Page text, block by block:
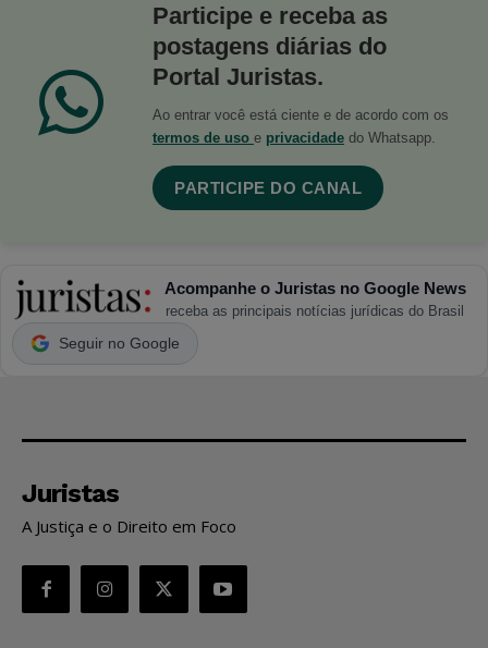
Participe e receba as
postagens diárias do
Portal Juristas.
Ao entrar você está ciente e de acordo com os
termos de uso e privacidade do Whatsapp.
PARTICIPE DO CANAL
Acompanhe o Juristas no Google News
receba as principais notícias jurídicas do Brasil
Seguir no Google
Juristas
A Justiça e o Direito em Foco